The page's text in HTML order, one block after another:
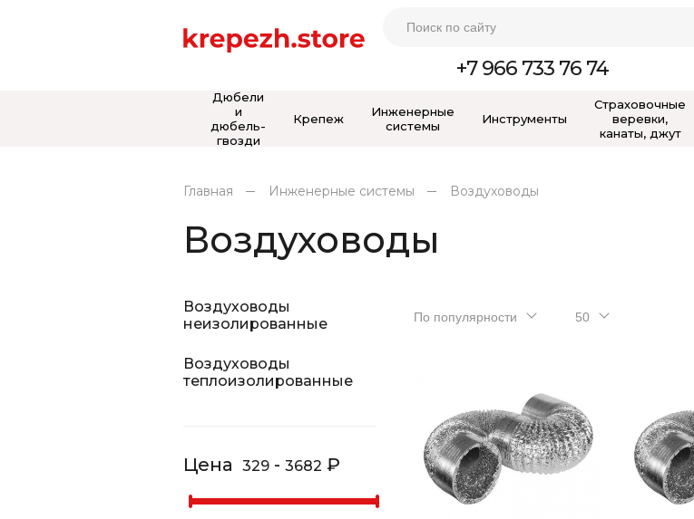
+7 966 733 76 74
Дюбели
и
дюбель-
гвозди
Крепеж
Инженерные
системы
Инструменты
Страховочные
веревки,
канаты, джут
Главная Инженерные системы Воздуховоды
Воздуховоды
Воздуховоды
неизолированные
Воздуховоды
теплоизолированные
Цена 329 - 3682 ₽
По популярности 50